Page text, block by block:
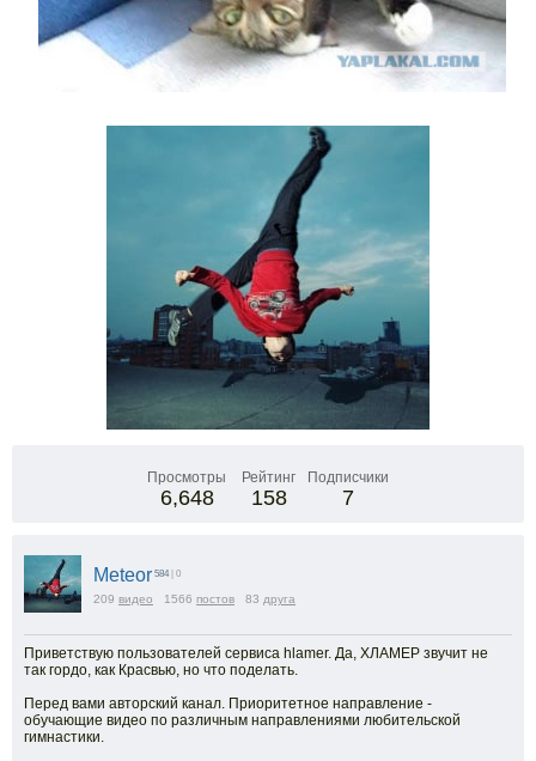
Просмотры
6,648
Рейтинг
158
Подписчики
7
Meteor 584 | 0
209 видео 1566 постов 83 друга
Приветствую пользователей сервиса hlamer. Да, ХЛАМЕР звучит не
так гордо, как Красвью, но что поделать.
Перед вами авторский канал. Приоритетное направление -
обучающие видео по различным направлениями любительской
гимнастики.